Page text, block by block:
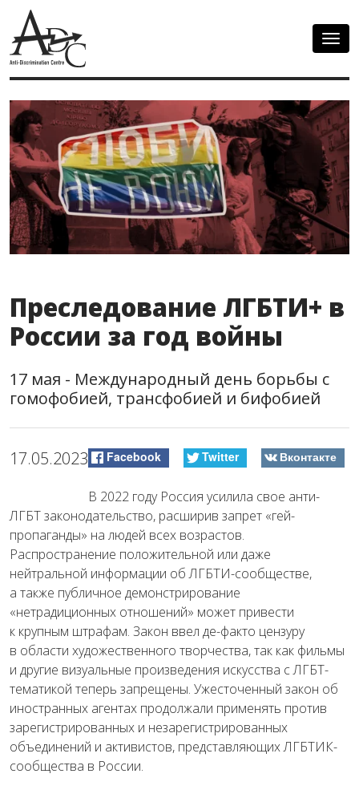
Преследование ЛГБТИ+ в
России за год войны
17 мая - Международный день борьбы с
гомофобией, трансфобией и бифобией
17.05.2023 Facebook Twitter Вконтакте
В 2022 году Россия усилила свое анти-
ЛГБТ законодательство, расширив запрет «гей-
пропаганды» на людей всех возрастов.
Распространение положительной или даже
нейтральной информации об ЛГБТИ-сообществе,
а также публичное демонстрирование
«нетрадиционных отношений» может привести
к крупным штрафам. Закон ввел де-факто цензуру
в области художественного творчества, так как фильмы
и другие визуальные произведения искусства с ЛГБТ-
тематикой теперь запрещены. Ужесточенный закон об
иностранных агентах продолжали применять против
зарегистрированных и незарегистрированных
объединений и активистов, представляющих ЛГБТИК-
сообщества в России.